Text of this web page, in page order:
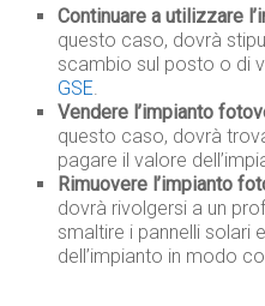
Continuare a utilizzare
questo caso, dovrà
scambio sul posto o di
GSE.
Vendere l’impianto
questo caso, dovrà
pagare il valore
Rimuovere l’impianto
dovrà rivolgersi a un
smaltire i pannelli solari
dell’impianto in modo